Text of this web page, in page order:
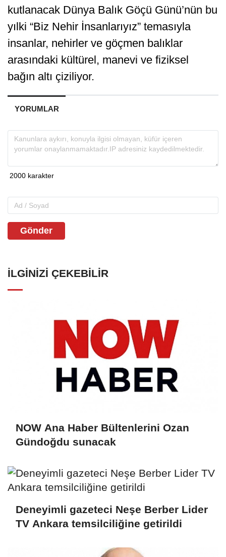
kutlanacak Dünya Balık Göçü Günü’nün bu
yılki “Biz Nehir İnsanlarıyız” temasıyla
insanlar, nehirler ve göçmen balıklar
arasındaki kültürel, manevi ve fiziksel
bağın altı çiziliyor.
YORUMLAR
Gönder
İLGINIZI ÇEKEBILIR
NOW Ana Haber Bültenlerini Ozan
Gündoğdu sunacak
Deneyimli gazeteci Neşe Berber Lider
TV Ankara temsilciliğine getirildi